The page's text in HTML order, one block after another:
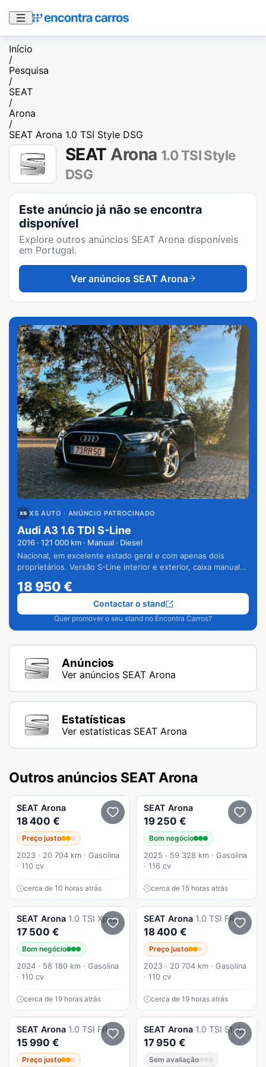
Início
/
Pesquisa
/
SEAT
/
Arona
/
SEAT Arona 1.0 TSI Style DSG
SEAT Arona 1.0 TSI Style
DSG
Este anúncio já não se encontra
disponível
Explore outros anúncios SEAT Arona disponíveis
em Portugal.
Ver anúncios SEAT Arona
XS AUTO · ANÚNCIO PATROCINADO
Audi A3 1.6 TDI S-Line
2016 · 121 000 km · Manual · Diesel
Nacional, em excelente estado geral e com apenas dois
proprietários. Versão S-Line interior e exterior, caixa manual
18 950€
Quer promover o seu stand no Encontra Carros?
Contactar o stand
Anúncios
Ver anúncios SEAT Arona
Estatísticas
Ver estatísticas SEAT Arona
Outros anúncios SEAT Arona
SEAT Arona
18 400 €
Preço justo
2023 · 20 704 km · Gasolina
· 110 cv
cerca de 10 horas atrás
SEAT Arona
19 250 €
Bom negócio
2025 · 59 328 km · Gasolina
· 116 cv
cerca de 15 horas atrás
SEAT Arona 1.0 TSI Xperience DSG
17 500 €
Bom negócio
2024 · 58 180 km · Gasolina
· 110 cv
cerca de 19 horas atrás
SEAT Arona 1.0 TSI FR
18 400 €
Preço justo
2023 · 20 704 km · Gasolina
· 110 cv
cerca de 19 horas atrás
SEAT Arona 1.0 TSI FR
15 990 €
Preço justo
SEAT Arona 1.0 TSI Style DSG
17 950 €
Sem avaliação